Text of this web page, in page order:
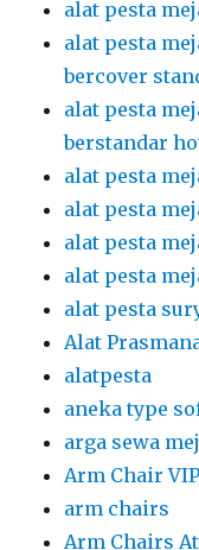
alat pesta
alat pesta
bercover
alat pesta
berstandar
alat pesta
alat pesta
alat pesta
alat pesta
alat pesta
Alat
alatpesta
aneka type
arga sewa
Arm Chair VIP
arm chairs
Arm Chairs